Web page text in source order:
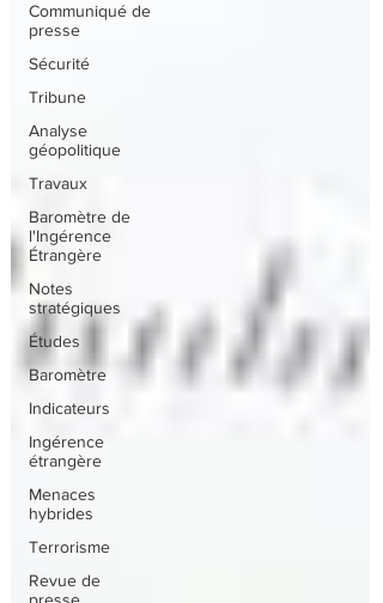
Communiqué de
presse
Sécurité
Tribune
Analyse
géopolitique
Travaux
Baromètre de
l'Ingérence
Étrangère
Notes
stratégiques
Études
Baromètre
Indicateurs
Ingérence
étrangère
Menaces
hybrides
Terrorisme
Revue de